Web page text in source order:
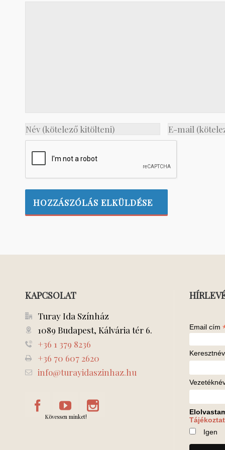
KAPCSOLAT
Turay Ida Színház
1089 Budapest, Kálvária tér 6.
+36 1 379 8236
+36 70 607 2620
info@turayidaszinhaz.hu
Kövessen minket!
Email cím
Keresztnév
Igen